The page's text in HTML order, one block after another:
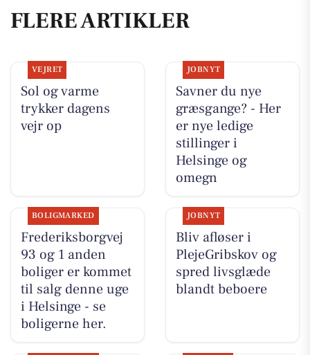
FLERE ARTIKLER
VEJRET
Sol og varme
trykker dagens
vejr op
JOBNYT
Savner du nye
græsgange? - Her
er nye ledige
stillinger i
Helsinge og
omegn
BOLIGMARKED
Frederiksborgvej
93 og 1 anden
boliger er kommet
til salg denne uge
i Helsinge - se
boligerne her.
JOBNYT
Bliv afløser i
PlejeGribskov og
spred livsglæde
blandt beboere